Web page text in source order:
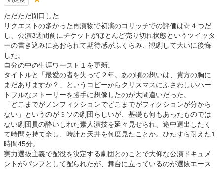
ただただ閉口した
リクエストの多かった再演物で初演のコリッチでの評価は☆４つだ
し、公演3週間前にチケットがほとんど売り切れ状態というツイッタ
ーの書き込みにあおられて期待感がふくらみ、観劇して大いに後悔
した。
自分の中の生涯ワースト１を更新。
タイトルと「最愛の者を失って２年。あの頃の想いは、貴方の胸に
まだありますか？」というコピーからクリスマスにふさわしいハー
トフルなストーリーを勝手に想像したのが大間違いだった。
「どこまでがノンフィクションでどこまでがフィクションが分から
ない」というのがミソの劇団らしいが、基礎も何もあったものでは
ない劇団員の酔いしれた素人演技を延々見せられ、途中退出したく
て時間を持て余し、時計と天井を何度見たことか。ひたすら耐えた1
時間45分。
実力選抜主義で配役を決定する劇団とのことで大仰な公演ドキュメ
ントがパンフとして配られたが、舞台に立っているのが選抜エース